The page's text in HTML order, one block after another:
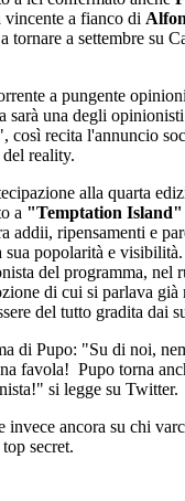
a fianco di
tornare a settembre su
a pungente
una degli
recita l'annuncio
reality.
alla quarta
a "Temptation Island"
addii, ripensamenti e
sua popolarità e
del programma, nel
di cui si parlava già
del tutto gradita dai
di Pupo: "Su di noi,
favola! Pupo torna
si legge su Twitter.
invece ancora su chi
secret.